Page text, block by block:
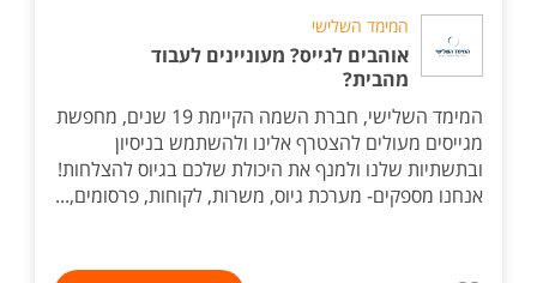
המימד השלישי
אוהבים לגייס? מעוניינים לעבוד
מהבית?
המימד השלישי, חברת השמה הקיימת 19 שנים, מחפשת
מגייסים מעולים להצטרף אלינו ולהשתמש בניסיון
ובתשתיות שלנו ולמנף את היכולת שלכם בגיוס להצלחות!
אנחנו מספקים- מערכת גיוס, משרות, לקוחות, פרסומים,...